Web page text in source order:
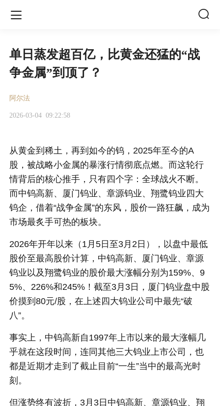
 
单日蒸发超百亿，比黄金还猛的“战
争金属”到顶了？
阿尔法
2026-03-04 09:22:58
从黄金到稀土，再到如今的钨，2025年至今的A
股，被战略小金属的暴涨行情彻底点燃。而这轮行
情背后的核心推手，只有四个字：全球战火不断。
而中钨高新、厦门钨业、章源钨业、翔鹭钨业四大
钨企，借着“战争金属”的东风，股价一路狂飙，成为
市场最炙手可热的板块。
2026年开年以来（1月5日至3月2日），以盘中最低
股价至最高股价计算，中钨高新、厦门钨业、章源
钨业以及翔鹭钨业的股价最大涨幅分别为159%、9
5%、226%和245%！截至3月3日，厦门钨业盘中股
价摸到80元/股，在上述四大钨业公司中最先“破
八”。
事实上，中钨高新自1997年上市以来的最大涨幅几
乎就在这段时间，连同其他三大钨业上市公司，也
都是近期才走到了截止目前“一生”当中的最高光时
刻。
但涨势终有波折，3月3日中钨高新、章源钨业、翔